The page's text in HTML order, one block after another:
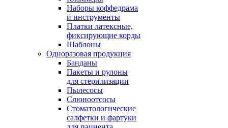
Наборы коффедрама
и инструменты
Платки латексные,
фиксирующие корды
Шаблоны
Одноразовая продукция
Банданы
Пакеты и рулоны
для стерилизации
Пылесосы
Слюноотсосы
Стоматологические
салфетки и фартуки